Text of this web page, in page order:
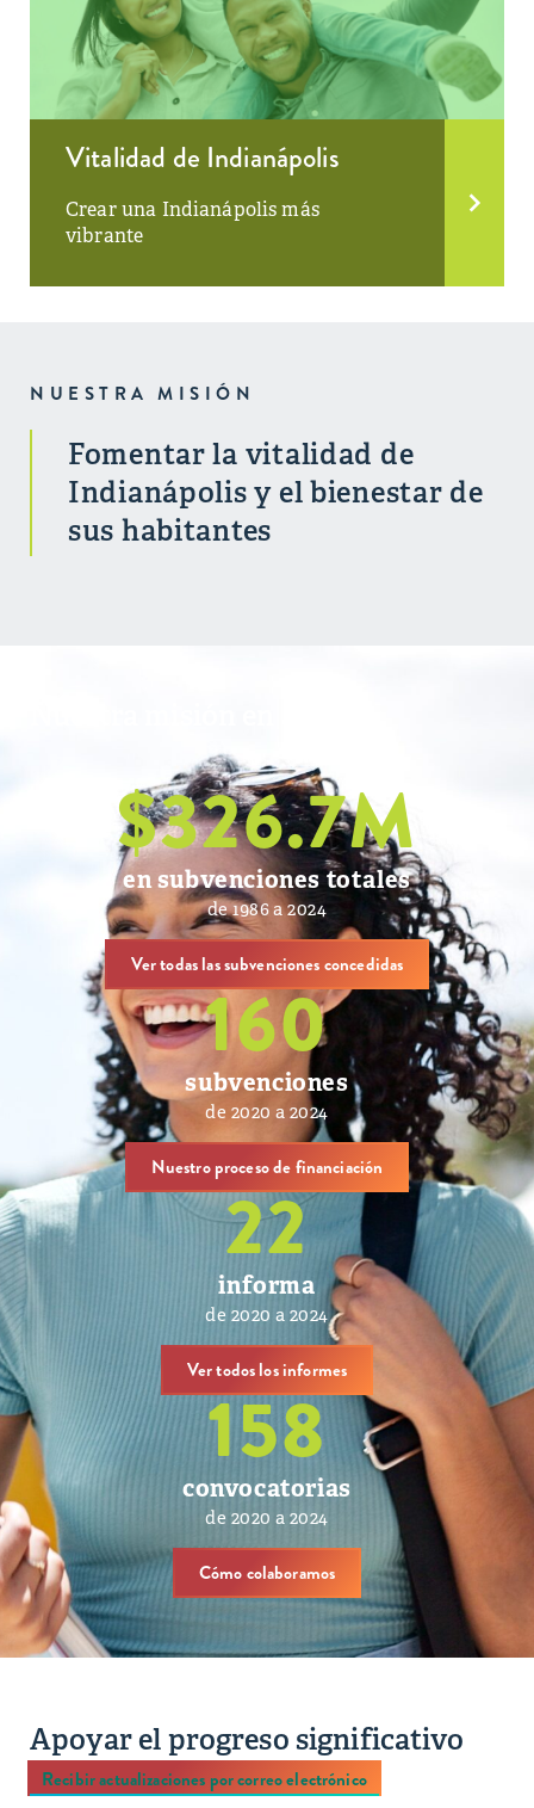
Vitalidad de Indianápolis
Crear una Indianápolis más
vibrante
NUESTRA MISIÓN
Fomentar la vitalidad de
Indianápolis y el bienestar de
sus habitantes
$326.7M
en subvenciones totales
de 1986 a 2024
Ver todas las subvenciones concedidas
160
subvenciones
de 2020 a 2024
Nuestro proceso de financiación
22
informa
de 2020 a 2024
Ver todos los informes
158
convocatorias
de 2020 a 2024
Cómo colaboramos
Apoyar el progreso significativo
Recibir actualizaciones por correo electrónico